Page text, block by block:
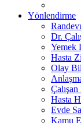
Yönlendirme
Dr.
Yemek
Hasta
Olay
Hasta
Evde
Kamu